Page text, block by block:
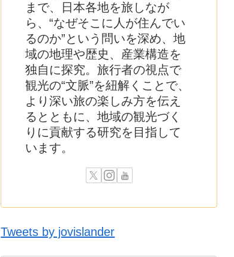
まで、日本各地を旅しなが
ら、“なぜそこに人が住んでい
るのか”という問いを深め、地
域の地理や歴史、産業構造を
独自に探究。旅行者の視点で
観光の“文脈”を紐解くことで、
より深い旅の楽しみ方を伝え
るとともに、地域の観光づく
りに貢献する研究を目指して
います。
Tweets by jovislander